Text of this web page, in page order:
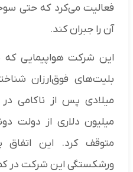
فعالیت می‌کرد که حتی
آن را جبران کند.
این شرکت هواپیمایی که
بلیت‌های فوق‌ارزان
میلیون دلاری از دولت
متوقف کرد. این
ورشکستگی این شرکت در